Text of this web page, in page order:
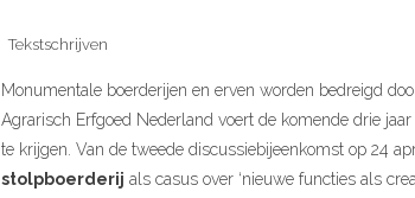
Tekstschrijven
Monumentale boerderijen en erven worden bedreigd
Agrarisch Erfgoed Nederland voert de komende drie
te krijgen. Van de tweede discussiebijeenkomst op 24
stolpboerderij als casus over ‘nieuwe functies als